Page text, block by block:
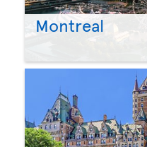
Montreal